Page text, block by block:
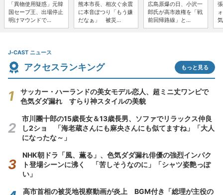
「異物使用疑惑」元韓
国セーブ王、出場停止
明けマウンドで...
熊本市長、相次ぐ余震
に本音ぽつり「もう嫌
だなぁ」 被災...
広島原爆の日、小沢一
郎氏が高市政権を「戦
前回帰路線」と...
J-CAST ニュース
アクセスランキング もっと見る
サッカー・ハーランドの美女モデル恋人、超ミニ丈ワンピで
色気ダダ漏れ すらり神スタイルの美貌
市川團十郎の15歳長女＆13歳長男、ソファでリラックス仲良
し2ショ 「海老蔵さんにも麻央さんにも似てますね」「大人
になったな～」
NHK朝ドラ「風、薫る」、色気ダダ漏れ俳優の強烈インパク
ト登場シーンに沸く 「苦しそうなのに」「シャツ姿艶っぽ
い」
高市首相の被災地視察動画が炎上 BGM付き「総理が主役の